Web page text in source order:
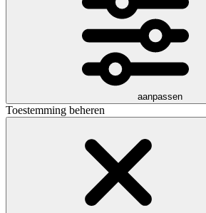
aanpassen
Toestemming beheren